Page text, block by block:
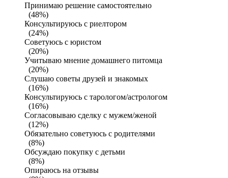
Принимаю решение самостоятельно
(48%)
Консультируюсь с риелтором
(24%)
Советуюсь с юристом
(20%)
Учитываю мнение домашнего питомца
(20%)
Слушаю советы друзей и знакомых
(16%)
Консультируюсь с тарологом/астрологом
(16%)
Согласовываю сделку с мужем/женой
(12%)
Обязательно советуюсь с родителями
(8%)
Обсуждаю покупку с детьми
(8%)
Опираюсь на отзывы